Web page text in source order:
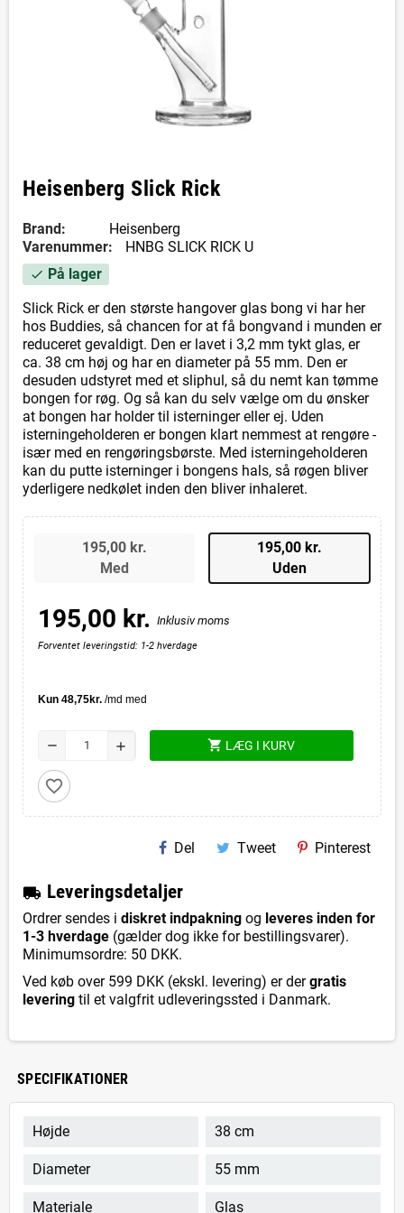
Heisenberg Slick Rick
Brand:
Heisenberg
Varenummer:
HNBG SLICK RICK U
check På lager
Slick Rick er den største hangover glas bong vi har her
hos Buddies, så chancen for at få bongvand i munden er
reduceret gevaldigt. Den er lavet i 3,2 mm tykt glas, er
ca. 38 cm høj og har en diameter på 55 mm. Den er
desuden udstyret med et sliphul, så du nemt kan tømme
bongen for røg. Og så kan du selv vælge om du ønsker
at bongen har holder til isterninger eller ej. Uden
isterningeholderen er bongen klart nemmest at rengøre -
især med en rengøringsbørste. Med isterningeholderen
kan du putte isterninger i bongens hals, så røgen bliver
yderligere nedkølet inden den bliver inhaleret.
195,00 kr.
Med
195,00 kr.
Uden
195,00 kr. Inklusiv moms
Forventet leveringstid: 1-2 hverdage
remove add shopping_cart LÆG I KURV
favorite_border
Del Tweet Pinterest
local_shipping Leveringsdetaljer
Ordrer sendes i diskret indpakning og leveres inden for
1-3 hverdage (gælder dog ikke for bestillingsvarer).
Minimumsordre: 50 DKK.
Ved køb over 599 DKK (ekskl. levering) er dergratis
levering til et valgfrit udleveringssted i Danmark.
SPECIFIKATIONER
Højde 38 cm
Diameter 55 mm
Materiale Glas